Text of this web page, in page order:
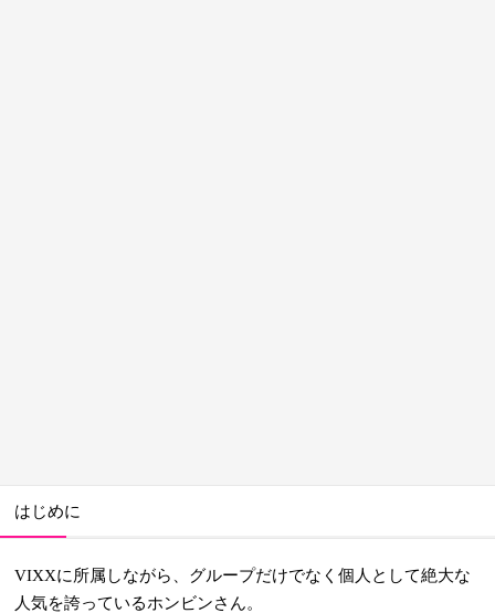
はじめに
VIXXに所属しながら、グループだけでなく個人として絶大な
人気を誇っているホンビンさん。